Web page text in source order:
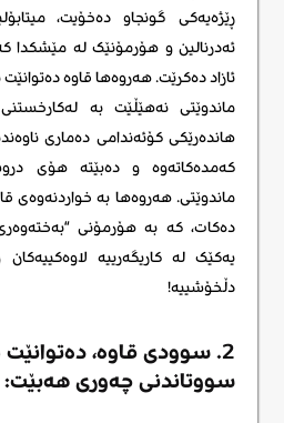
ڕێژەیەکی گونجاو دەخۆیت،
ئەدرنالین و هۆرمۆنێک لە مێشکدا
ئازاد دەکرێت. هەروەها قاوە
ماندوێتی نەهێڵێت بە
هاندەرێکی کۆئەندامی دەماری
کەمدەکاتەوە و دەبێتە هۆی
ماندوێتی. هەروەها بە خواردنەوەی
دەکات، کە بە هۆرمۆنی
یەکێک لە کاریگەرییە
دڵخۆشییە!
2. سوودی قاوە،
سووتاندنی چەوری هەبێت: